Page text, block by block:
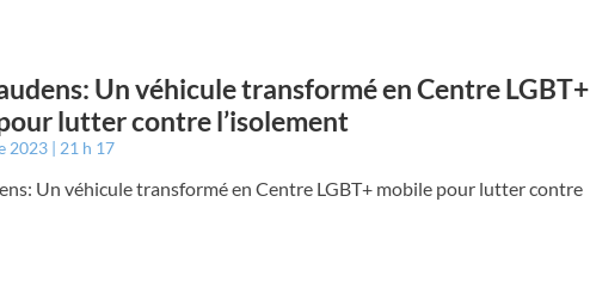
Un véhicule transformé en Centre LGBT+
lutter contre l’isolement
2023 21 h 17
Un véhicule transformé en Centre LGBT+ mobile pour lutter contre